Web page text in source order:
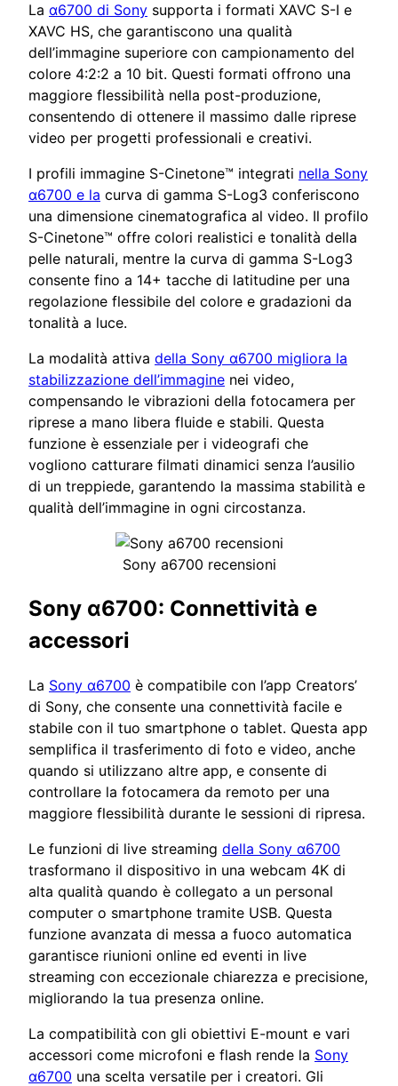
La α6700 di Sony supporta i formati XAVC S-I e
XAVC HS, che garantiscono una qualità
dell’immagine superiore con campionamento del
colore 4:2:2 a 10 bit. Questi formati offrono una
maggiore flessibilità nella post-produzione,
consentendo di ottenere il massimo dalle riprese
video per progetti professionali e creativi.
I profili immagine S-Cinetone™ integrati nella Sony
α6700 e la curva di gamma S-Log3 conferiscono
una dimensione cinematografica al video. Il profilo
S-Cinetone™ offre colori realistici e tonalità della
pelle naturali, mentre la curva di gamma S-Log3
consente fino a 14+ tacche di latitudine per una
regolazione flessibile del colore e gradazioni da
tonalità a luce.
La modalità attiva della Sony α6700 migliora la
stabilizzazione dell’immagine nei video,
compensando le vibrazioni della fotocamera per
riprese a mano libera fluide e stabili. Questa
funzione è essenziale per i videografi che
vogliono catturare filmati dinamici senza l’ausilio
di un treppiede, garantendo la massima stabilità e
qualità dell’immagine in ogni circostanza.
Sony a6700 recensioni
Sony α6700: Connettività e
accessori
La Sony α6700 è compatibile con l’app Creators’
di Sony, che consente una connettività facile e
stabile con il tuo smartphone o tablet. Questa app
semplifica il trasferimento di foto e video, anche
quando si utilizzano altre app, e consente di
controllare la fotocamera da remoto per una
maggiore flessibilità durante le sessioni di ripresa.
Le funzioni di live streaming della Sony α6700
trasformano il dispositivo in una webcam 4K di
alta qualità quando è collegato a un personal
computer o smartphone tramite USB. Questa
funzione avanzata di messa a fuoco automatica
garantisce riunioni online ed eventi in live
streaming con eccezionale chiarezza e precisione,
migliorando la tua presenza online.
La compatibilità con gli obiettivi E-mount e vari
accessori come microfoni e flash rende la Sony
α6700 una scelta versatile per i creatori. Gli